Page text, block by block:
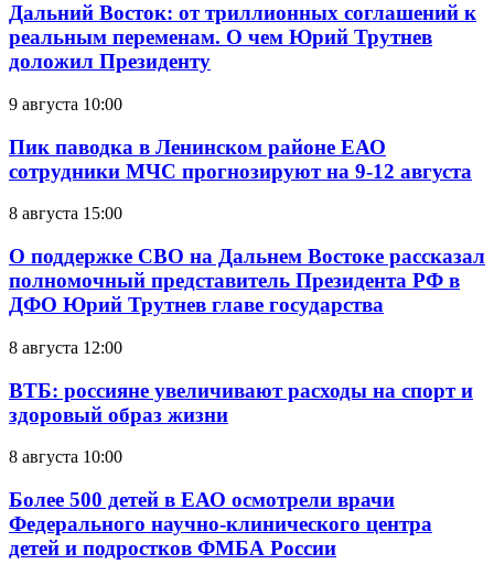
Дальний Восток: от триллионных соглашений к
реальным переменам. О чем Юрий Трутнев
доложил Президенту
9 августа 10:00
Пик паводка в Ленинском районе ЕАО
сотрудники МЧС прогнозируют на 9-12 августа
8 августа 15:00
О поддержке СВО на Дальнем Востоке рассказал
полномочный представитель Президента РФ в
ДФО Юрий Трутнев главе государства
8 августа 12:00
ВТБ: россияне увеличивают расходы на спорт и
здоровый образ жизни
8 августа 10:00
Более 500 детей в ЕАО осмотрели врачи
Федерального научно-клинического центра
детей и подростков ФМБА России